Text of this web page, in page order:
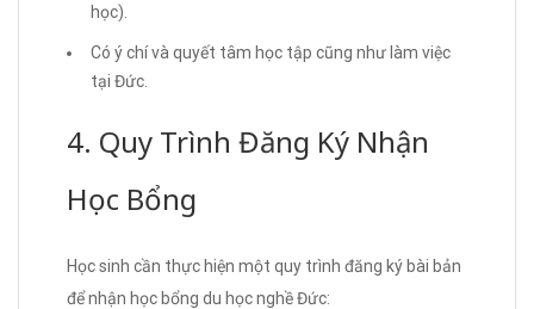
học).
Có ý chí và quyết tâm học tập cũng như làm việc
tại Đức.
4. Quy Trình Đăng Ký Nhận
Học Bổng
Học sinh cần thực hiện một quy trình đăng ký bài bản
để nhận học bổng du học nghề Đức: